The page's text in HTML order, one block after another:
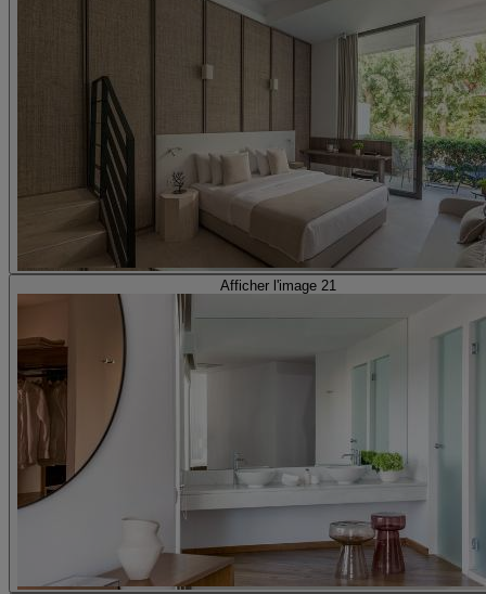
Afficher l'image 21